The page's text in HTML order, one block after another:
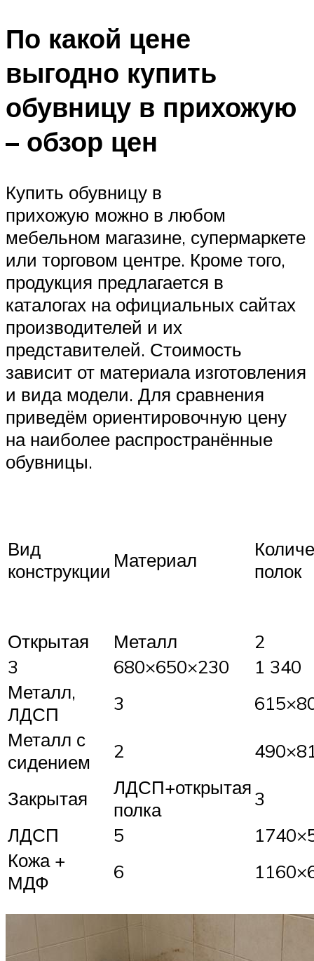
По какой цене
выгодно купить
обувницу в прихожую
– обзор цен
Купить обувницу в
прихожую можно в любом
мебельном магазине, супермаркете
или торговом центре. Кроме того,
продукция предлагается в
каталогах на официальных сайтах
производителей и их
представителей. Стоимость
зависит от материала изготовления
и вида модели. Для сравнения
приведём ориентировочную цену
на наиболее распространённые
обувницы.
Вид
конструкции Материал
полок
Открытая Металл
2
3
680×650×230
1 340
Металл,
ЛДСП
3
Металл с
сидением
2
Закрытая
ЛДСП+открытая
полка
3
ЛДСП
5
Кожа +
МДФ
6